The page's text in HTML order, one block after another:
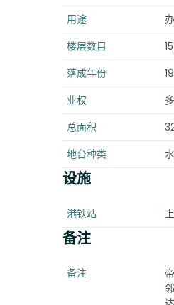
用途
楼层数目
落成年份
业权
总面积
地台种类
设施
港铁站
备注
备注